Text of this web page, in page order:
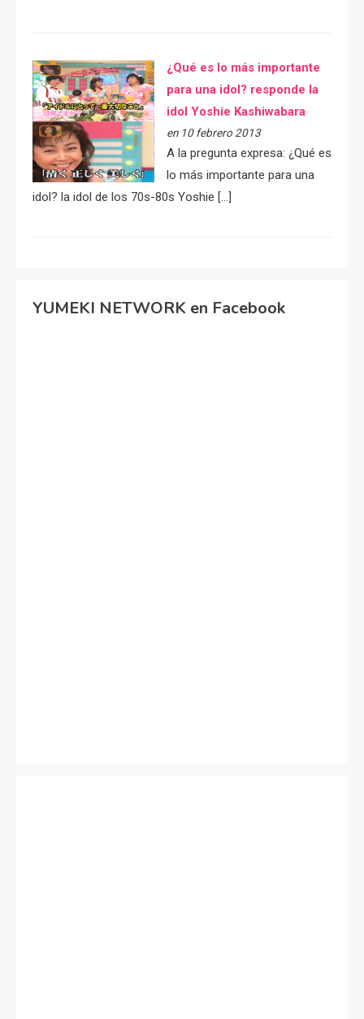
¿Qué es lo más importante
para una idol? responde la
idol Yoshie Kashiwabara
en 10 febrero 2013
A la pregunta expresa: ¿Qué es
lo más importante para una
idol? la idol de los 70s-80s Yoshie […]
YUMEKI NETWORK en Facebook